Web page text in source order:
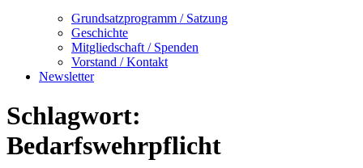
Grundsatzprogramm / Satzung
Geschichte
Mitgliedschaft / Spenden
Vorstand / Kontakt
Newsletter
Schlagwort:
Bedarfswehrpflicht